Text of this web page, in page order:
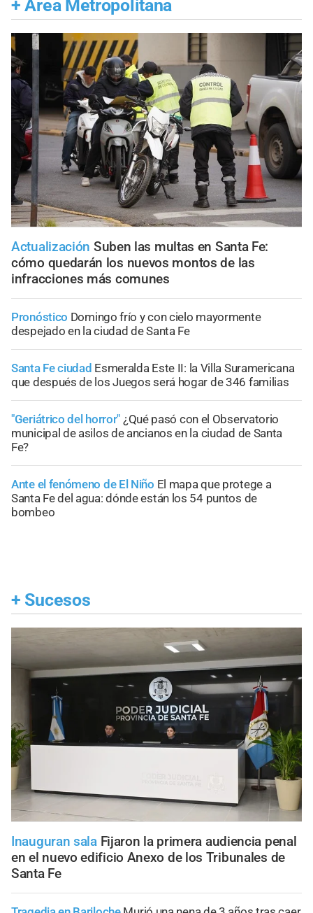
+ Área Metropolitana
Actualización Suben las multas en Santa Fe:
cómo quedarán los nuevos montos de las
infracciones más comunes
Pronóstico Domingo frío y con cielo mayormente
despejado en la ciudad de Santa Fe
Santa Fe ciudad Esmeralda Este II: la Villa Suramericana
que después de los Juegos será hogar de 346 familias
"Geriátrico del horror" ¿Qué pasó con el Observatorio
municipal de asilos de ancianos en la ciudad de Santa
Fe?
Ante el fenómeno de El Niño El mapa que protege a
Santa Fe del agua: dónde están los 54 puntos de
bombeo
+ Sucesos
Inauguran sala Fijaron la primera audiencia penal
en el nuevo edificio Anexo de los Tribunales de
Santa Fe